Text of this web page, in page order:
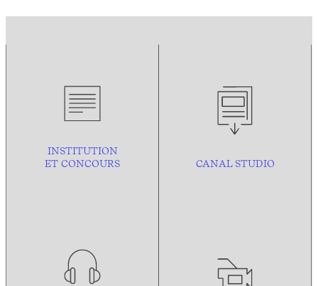
INSTITUTION
ET CONCOURS
CANAL STUDIO